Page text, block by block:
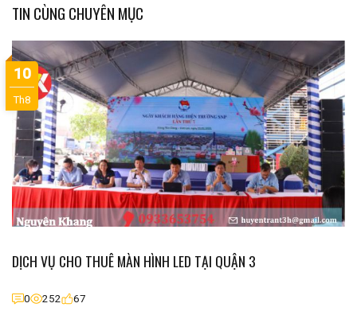
TIN CÙNG CHUYÊN MỤC
DỊCH VỤ CHO THUÊ MÀN HÌNH LED TẠI QUẬN 3
0 252 67
10
Th8